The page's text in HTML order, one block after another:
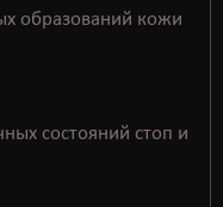
образований кожи
состояний стоп и